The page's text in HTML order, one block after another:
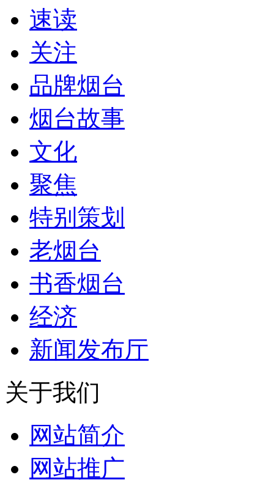
速读
关注
品牌烟台
烟台故事
文化
聚焦
特别策划
老烟台
书香烟台
经济
新闻发布厅
关于我们
网站简介
网站推广